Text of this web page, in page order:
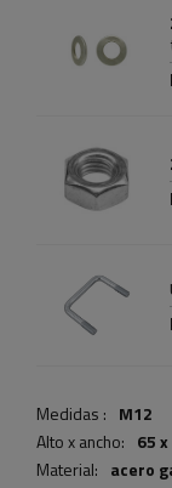
Medidas : M12
Alto x ancho: 65
Material: acero